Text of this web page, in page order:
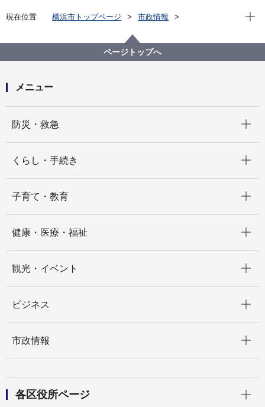
現在位置 横浜市トップページ
市政情報
横浜消防出初式2023開催！～集い 学び 楽しめる 安全
安心フェスティバル～
現在
ページトップへ
メニュー
防災・救急
くらし・手続き
子育て・教育
健康・医療・福祉
観光・イベント
ビジネス
市政情報
各区役所ページ